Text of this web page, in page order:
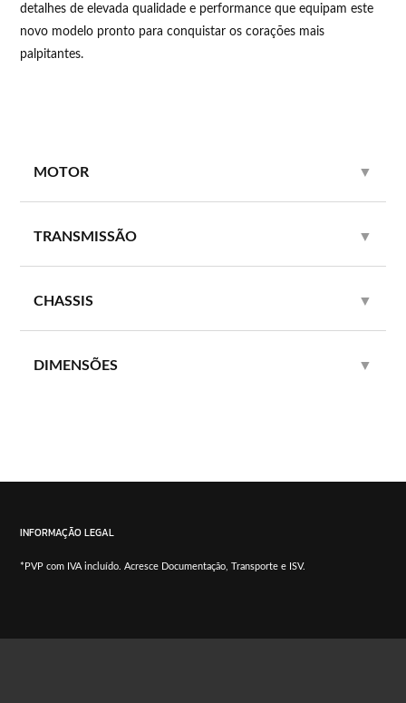
detalhes de elevada quali­dade e performance que equipam este
novo modelo pronto para conquistar os corações mais
palpitantes.
MOTOR ▼
TRANSMISSÃO ▼
CHASSIS ▼
DIMENSÕES ▼
INFORMAÇÃO LEGAL
*PVP com IVA incluído. Acresce Documentação, Transporte e ISV.